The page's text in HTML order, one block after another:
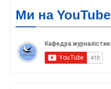
Ми на YouTube